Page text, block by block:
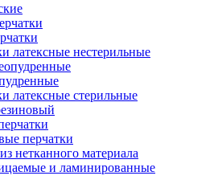
латексные нестерильные
латексные стерильные
перчатки
нетканного материала
и ламинированные